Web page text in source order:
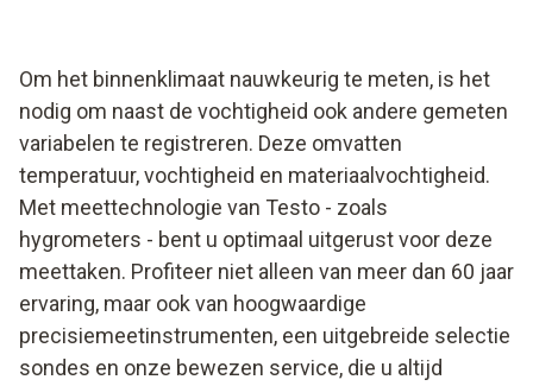
Om het binnenklimaat nauwkeurig te meten, is het
nodig om naast de vochtigheid ook andere gemeten
variabelen te registreren. Deze omvatten
temperatuur, vochtigheid en materiaalvochtigheid.
Met meettechnologie van Testo - zoals
hygrometers - bent u optimaal uitgerust voor deze
meettaken. Profiteer niet alleen van meer dan 60 jaar
ervaring, maar ook van hoogwaardige
precisiemeetinstrumenten, een uitgebreide selectie
sondes en onze bewezen service, die u altijd